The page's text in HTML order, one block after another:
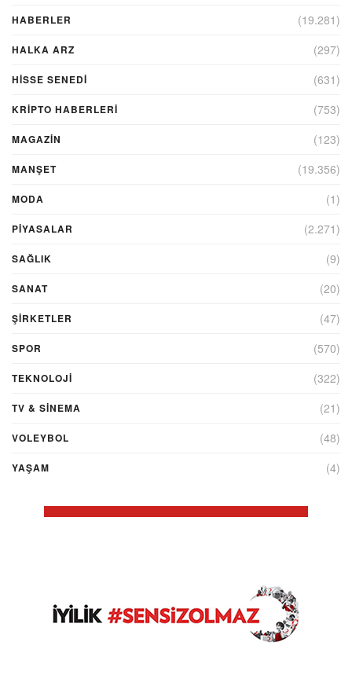
HABERLER (19.281)
HALKA ARZ (297)
HİSSE SENEDİ (631)
KRIPTO HABERLERI (753)
MAGAZİN (123)
MANŞET (19.356)
MODA (1)
PİYASALAR (2.271)
SAĞLIK (9)
SANAT (20)
ŞIRKETLER (47)
SPOR (570)
TEKNOLOJİ (322)
TV & SINEMA (21)
VOLEYBOL (48)
YAŞAM (4)